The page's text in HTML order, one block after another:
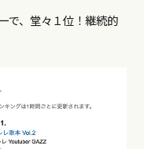
で、堂々１位！継続的